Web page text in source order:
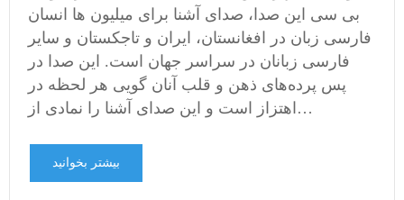
بی سی این صدا، صدای آشنا برای میلیون ها انسان
فارسی زبان در افغانستان، ایران و تاجکستان و سایر
فارسی زبانان در سراسر جهان است. این صدا در
پس پرده‌های ذهن و قلب آنان گویی هر لحظه در
اهتزاز است و این صدای آشنا را نمادی از…
بیشتر بخوانید